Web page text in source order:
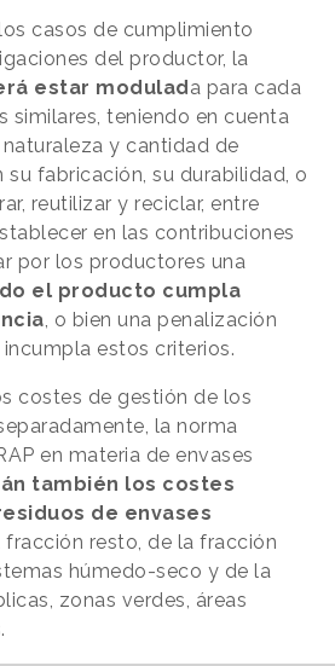
casos de cumplimiento
del productor, la
estar modulad a para cada
similares, teniendo en cuenta
y cantidad de
fabricación, su durabilidad, o
reutilizar y reciclar, entre
en las contribuciones
por los productores una
el producto cumpla
, o bien una penalización
estos criterios.
costes de gestión de los
la norma
en materia de envases
también los costes
de envases
fracción resto, de la fracción
húmedo-seco y de la
zonas verdes, áreas